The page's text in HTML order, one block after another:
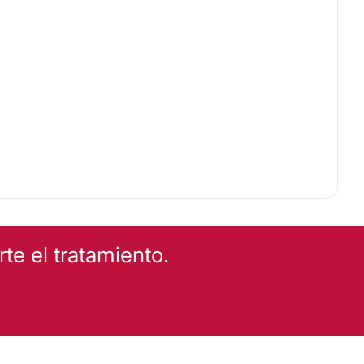
el tratamiento.